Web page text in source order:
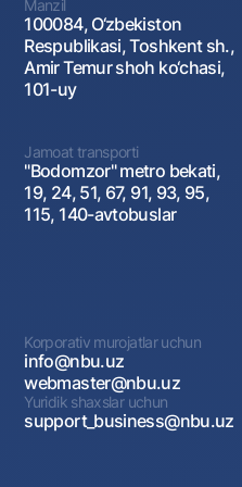
Manzil
100084, O‘zbekiston
Respublikasi, Toshkent sh.,
Amir Temur shoh ko‘chasi,
101-uy
Jamoat transporti
"Bodomzor" metro bekati,
19, 24, 51, 67, 91, 93, 95,
115, 140-avtobuslar
Korporativ murojatlar uchun
info@nbu.uz
webmaster@nbu.uz
Yuridik shaxslar uchun
support_business@nbu.uz